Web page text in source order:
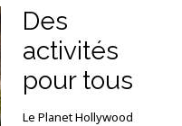
Des
activités
pour tous
Le Planet Hollywood